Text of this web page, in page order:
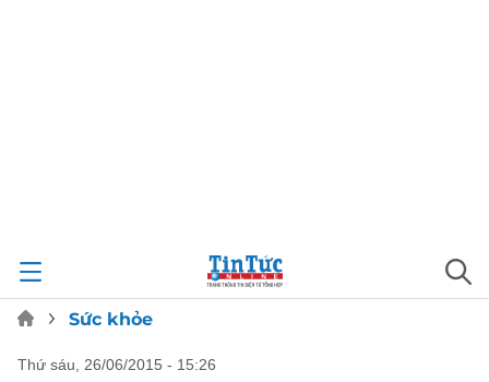
Sức khỏe
thứ sáu, 26/06/2015 - 15:26